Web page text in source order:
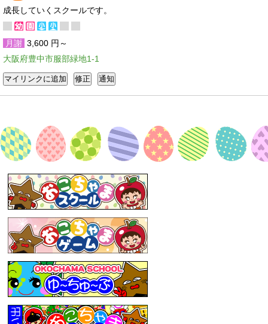
成長していくスクールです。
月謝 3,600 円～
大阪府豊中市服部緑地1-1